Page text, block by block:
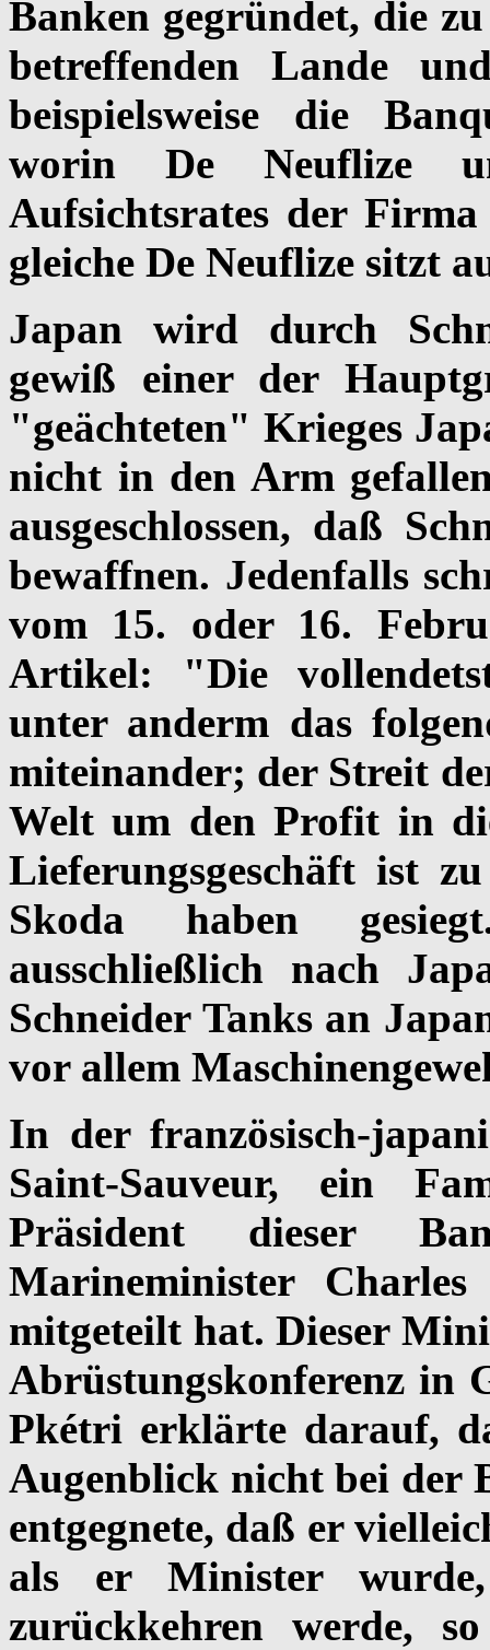
Banken gegründet, die
betreffenden Lande
beispielsweise die
worin De Neuflize
Aufsichtsrates der Firma
gleiche De Neuflize sitzt
Japan wird durch
gewiß einer der
"geächteten" Krieges
nicht in den Arm
ausgeschlossen, daß
bewaffnen. Jedenfalls
vom 15. oder 16.
Artikel: "Die
unter anderm das
miteinander; der Streit
Welt um den Profit in
Lieferungsgeschäft ist
Skoda haben
ausschließlich nach
Schneider Tanks an
vor allem
In der französisch-
Saint-Sauveur, ein
Präsident dieser
Marineminister
mitgeteilt hat. Dieser
Abrüstungskonferenz in
Pkétri erklärte darauf,
Augenblick nicht bei der
entgegnete, daß er
als er Minister
zurückkehren werde,